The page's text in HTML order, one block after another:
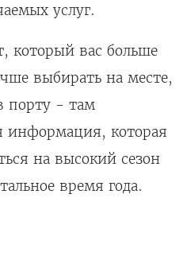
услуг.
который вас больше
выбирать на месте,
порту - там
информация, которая
на высокий сезон
время года.